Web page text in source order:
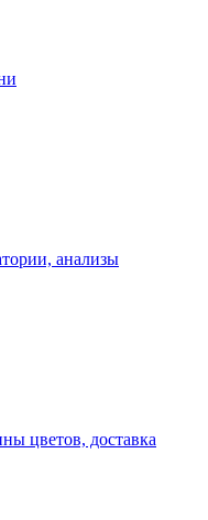
анализы
цветов, доставка